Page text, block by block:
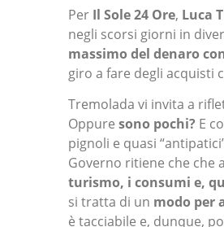
Per Il Sole 24 Ore, Luca
negli scorsi giorni in
massimo del denaro
giro a fare degli acquisti
Tremolada vi invita a
Oppure sono pochi? E
pignoli e quasi
Governo ritiene che che
turismo, i consumi e,
si tratta di un modo per
è tacciabile e, dunque,